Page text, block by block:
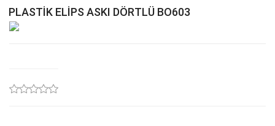
PLASTIK ELIPS ASKI DÖRTLÜ BO603